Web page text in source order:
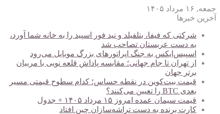
جمعه, ۱۶ مرداد ۱۴۰۵
آخرین خبرها
شرکتی که فیفا، بتلفیلد و نید فور اسپید را به خانه شما آورد،
به دست عربستان تصاحب شد
اسپیس‌ایکس به جنگ اپراتورهای بزرگ موبایل می‌رود
از تهران تا جام جهانی؛ مقایسه پاداش قلعه نویی با مربیان
برتر جهان
قیمت بیت‌کوین در نقطه حساس؛ کدام سطوح قیمتی مسیر
بعدی BTC را تعیین می‌کنند؟
قیمت سیمان عمده امروز ۱۵ مرداد ۱۴۰۵ + جدول
کارت برنده به دست تراشه‌سازان چین افتاد